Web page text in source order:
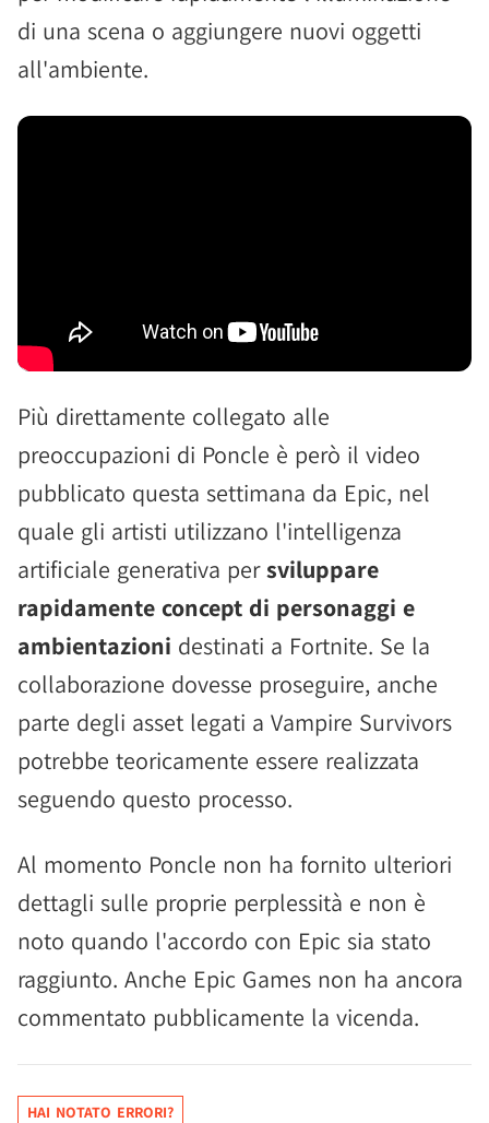
di una scena o aggiungere nuovi oggetti
all'ambiente.
Più direttamente collegato alle
preoccupazioni di Poncle è però il video
pubblicato questa settimana da Epic, nel
quale gli artisti utilizzano l'intelligenza
artificiale generativa persviluppare
rapidamente concept di personaggi e
ambientazioni destinati a Fortnite. Se la
collaborazione dovesse proseguire, anche
parte degli asset legati a Vampire Survivors
potrebbe teoricamente essere realizzata
seguendo questo processo.
Al momento Poncle non ha fornito ulteriori
dettagli sulle proprie perplessità e non è
noto quando l'accordo con Epic sia stato
raggiunto. Anche Epic Games non ha ancora
commentato pubblicamente la vicenda.
HAI NOTATO ERRORI?